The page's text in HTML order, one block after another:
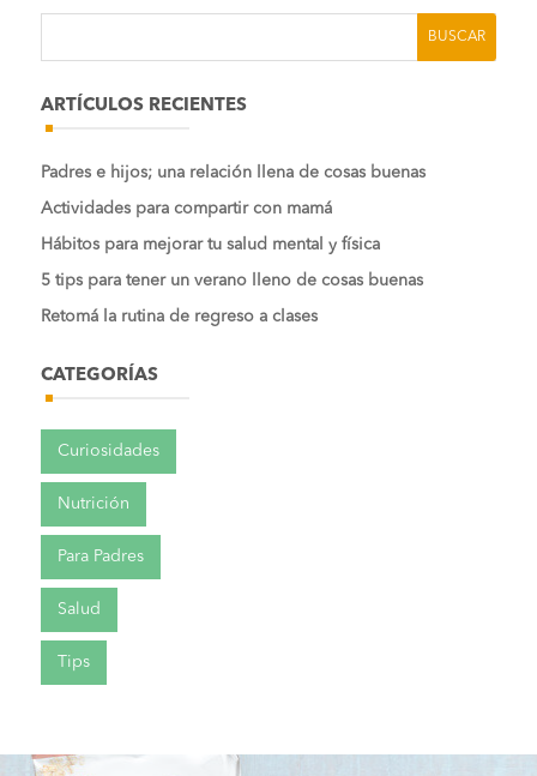
ARTÍCULOS RECIENTES
Padres e hijos; una relación llena de cosas buenas
Actividades para compartir con mamá
Hábitos para mejorar tu salud mental y física
5 tips para tener un verano lleno de cosas buenas
Retomá la rutina de regreso a clases
CATEGORÍAS
Curiosidades
Nutrición
Para Padres
Salud
Tips